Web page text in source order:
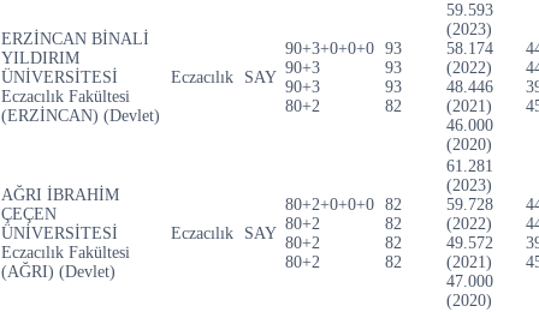
ERZİNCAN BİNALİ
YILDIRIM
ÜNİVERSİTESİ
Eczacılık Fakültesi
(ERZİNCAN) (Devlet)
Eczacılık SAY
90+3+0+0+0
90+3
90+3
80+2
93
93
93
82
59.593
(2023)
58.174
(2022)
48.446
(2021)
46.000
(2020)
AĞRI İBRAHİM
ÇEÇEN
ÜNİVERSİTESİ
Eczacılık Fakültesi
(AĞRI) (Devlet)
Eczacılık SAY
80+2+0+0+0
80+2
80+2
80+2
82
82
82
82
61.281
(2023)
59.728
(2022)
49.572
(2021)
47.000
(2020)